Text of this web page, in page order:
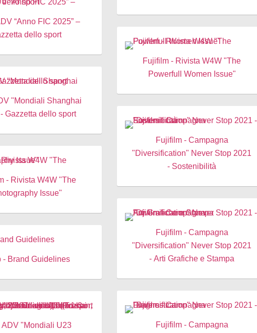
“Anno FIC 2025” –
dello sport
Gazzetta dello sport
- Rivista W4W "The
Issue"
- Brand Guidelines
Fujifilm - Rivista W4W "The
Powerfull Women Issue"
Fujifilm - Campagna
"Diversification" Never Stop 2021
- Sostenibilità
Fujifilm - Campagna
"Diversification" Never Stop 2021
- Arti Grafiche e Stampa
Fujifilm - Campagna